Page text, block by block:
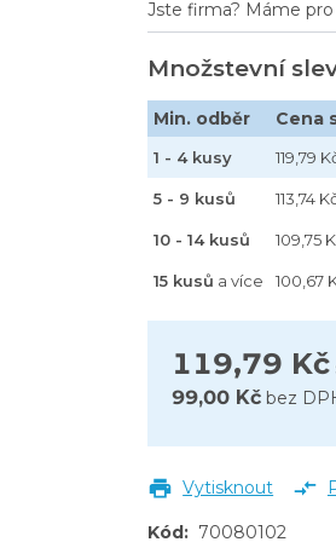
119,79 Kč
99,00 Kč bez
Jste firma? Máme
Množstevní
Min. odběr Cena
1 - 4 kusy 119,79
5 - 9 kusů 113,74
10 - 14 kusů 109,75
15 kusů a více 100,67
Vytisknout
Kód: 70080102